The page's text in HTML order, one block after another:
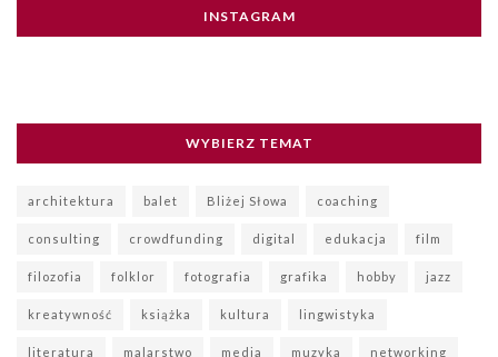
INSTAGRAM
WYBIERZ TEMAT
architektura balet Bliżej Słowa coaching
consulting crowdfunding digital edukacja film
filozofia folklor fotografia grafika hobby jazz
kreatywność książka kultura lingwistyka
literatura malarstwo media muzyka networking